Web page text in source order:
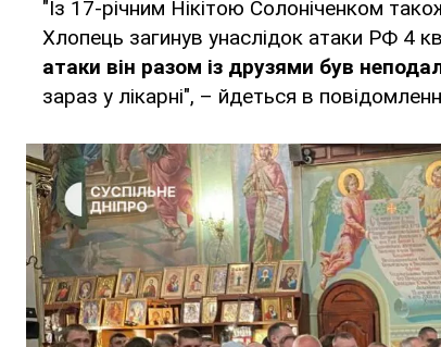
"Із 17-річним Нікітою Солоніченком
Хлопець загинув унаслідок атаки РФ 4
атаки він разом із друзями був
зараз у лікарні", – йдеться в